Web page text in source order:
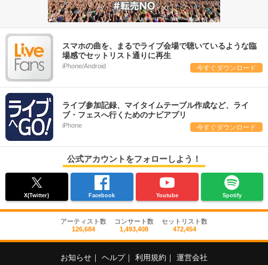
スマホの曲を、まるでライブ会場で聴いているような臨
場感でセットリスト通りに再生
iPhone/Android 今すぐダウンロード
ライブ参加記録、マイタイムテーブル作成など、ライ
ブ・フェスへ行くためのナビアプリ
iPhone 今すぐダウンロード
公式アカウントをフォローしよう！
X(Twitter) Facebook Youtube Spotify
アーティスト数
126,684
コンサート数
1,493,408
セットリスト数
472,454
お知らせ ヘルプ 利用規約 運営会社